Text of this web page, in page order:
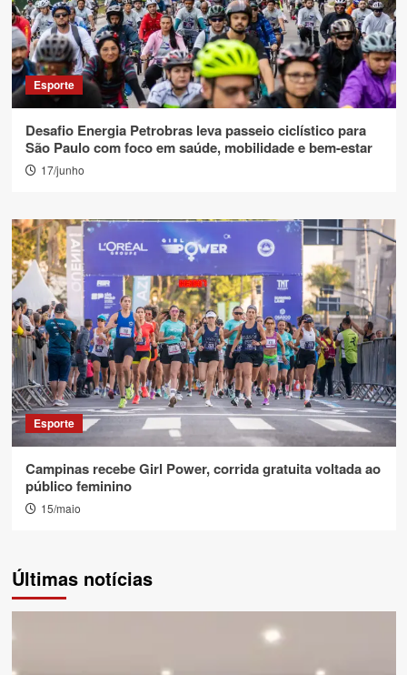
Esporte
Desafio Energia Petrobras leva passeio ciclístico para
São Paulo com foco em saúde, mobilidade e bem-estar
17/junho
Esporte
Campinas recebe Girl Power, corrida gratuita voltada ao
público feminino
15/maio
Últimas notícias